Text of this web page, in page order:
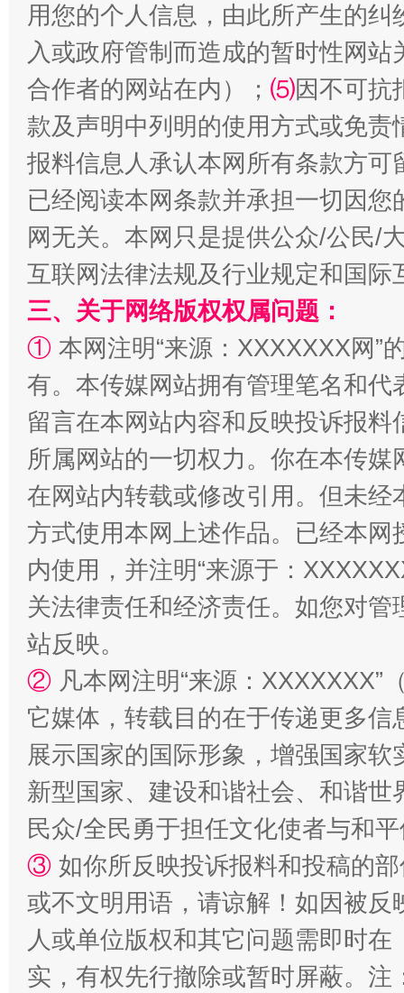
全民健身五年计划来了！等你上场
阿坝州三大球赛在茂县开幕 规模
国家大学科技园优化重塑工作
用您的个人信息，由此所产生的纠
入或政府管制而造成的暂时性网
合作者的网站在内）； ⑸因不可抗
款及声明中列明的使用方式或免责
报料信息人承认本网所有条款方
已经阅读本网条款并承担一切因
网无关。本网只是提供公众/公民/
互联网法律法规及行业规定和国
三、关于网络版权权属问题：
① 本网注明“来源：XXXXXXX网”
有。本传媒网站拥有管理笔名和
留言在本网站内容和反映投诉报
所属网站的一切权力。你在本传
在网站内转载或修改引用。但未
方式使用本网上述作品。已经本
内使用，并注明“来源于：
关法律责任和经济责任。如您对
站反映。
② 凡本网注明“来源：
它媒体，转载目的在于传递更多
展示国家的国际形象，增强国家
新型国家、建设和谐社会、和谐
民众/全民勇于担任文化使者与和
③ 如你所反映投诉报料和投稿的
或不文明用语，请谅解！如因被
人或单位版权和其它问题需即时在
实，有权先行撤除或暂时屏蔽。